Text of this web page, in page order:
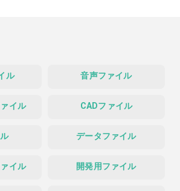
ル 音声ファイル
イル CADファイル
データファイル
イル 開発用ファイル